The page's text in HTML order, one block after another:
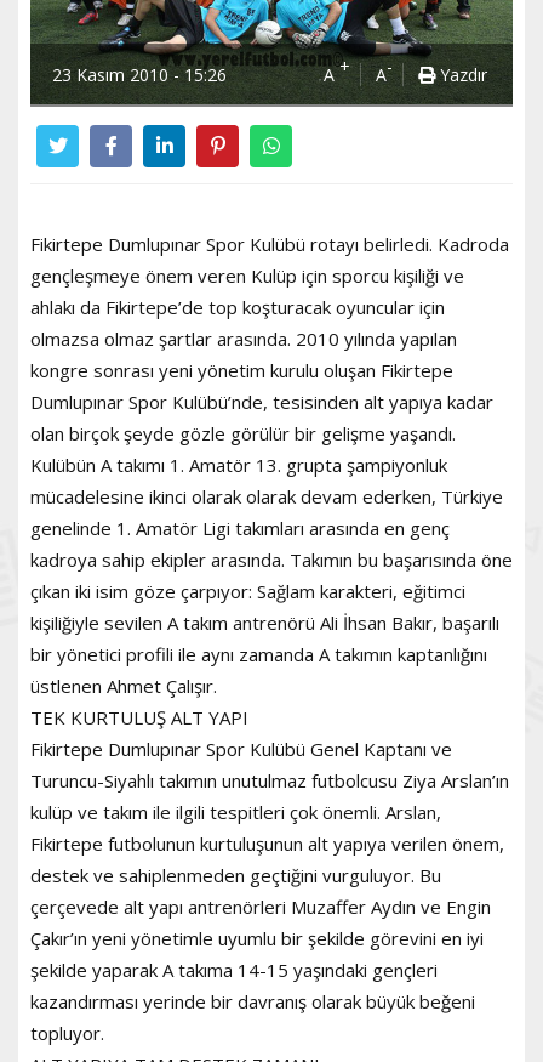
23 Kasım 2010 - 15:26 A+ A- Yazdır
Fikirtepe Dumlupınar Spor Kulübü rotayı belirledi. Kadroda
gençleşmeye önem veren Kulüp için sporcu kişiliği ve
ahlakı da Fikirtepe’de top koşturacak oyuncular için
olmazsa olmaz şartlar arasında. 2010 yılında yapılan
kongre sonrası yeni yönetim kurulu oluşan Fikirtepe
Dumlupınar Spor Kulübü’nde, tesisinden alt yapıya kadar
olan birçok şeyde gözle görülür bir gelişme yaşandı.
Kulübün A takımı 1. Amatör 13. grupta şampiyonluk
mücadelesine ikinci olarak olarak devam ederken, Türkiye
genelinde 1. Amatör Ligi takımları arasında en genç
kadroya sahip ekipler arasında. Takımın bu başarısında öne
çıkan iki isim göze çarpıyor: Sağlam karakteri, eğitimci
kişiliğiyle sevilen A takım antrenörü Ali İhsan Bakır, başarılı
bir yönetici profili ile aynı zamanda A takımın kaptanlığını
üstlenen Ahmet Çalışır.
TEK KURTULUŞ ALT YAPI
Fikirtepe Dumlupınar Spor Kulübü Genel Kaptanı ve
Turuncu-Siyahlı takımın unutulmaz futbolcusu Ziya Arslan’ın
kulüp ve takım ile ilgili tespitleri çok önemli. Arslan,
Fikirtepe futbolunun kurtuluşunun alt yapıya verilen önem,
destek ve sahiplenmeden geçtiğini vurguluyor. Bu
çerçevede alt yapı antrenörleri Muzaffer Aydın ve Engin
Çakır’ın yeni yönetimle uyumlu bir şekilde görevini en iyi
şekilde yaparak A takıma 14-15 yaşındaki gençleri
kazandırması yerinde bir davranış olarak büyük beğeni
topluyor.